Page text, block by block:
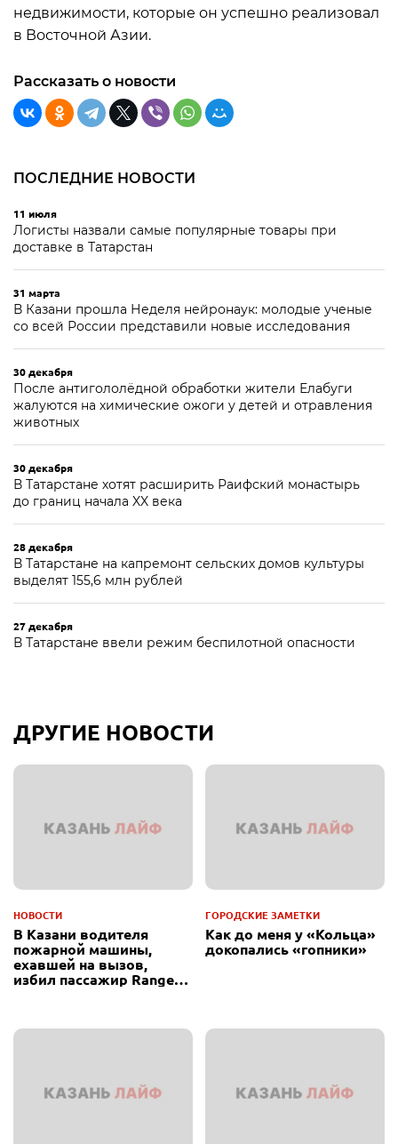
недвижимости, которые он успешно реализовал
в Восточной Азии.
Рассказать о новости
ПОСЛЕДНИЕ НОВОСТИ
11 июля
Логисты назвали самые популярные товары при
доставке в Татарстан
31 марта
В Казани прошла Неделя нейронаук: молодые ученые
со всей России представили новые исследования
30 декабря
После антигололёдной обработки жители Елабуги
жалуются на химические ожоги у детей и отравления
животных
30 декабря
В Татарстане хотят расширить Раифский монастырь
до границ начала XX века
28 декабря
В Татарстане на капремонт сельских домов культуры
выделят 155,6 млн рублей
27 декабря
В Татарстане ввели режим беспилотной опасности
ДРУГИЕ НОВОСТИ
НОВОСТИ
В Казани водителя
пожарной машины,
ехавшей на вызов,
избил пассажир Range
ГОРОДСКИЕ ЗАМЕТКИ
Как до меня у «Кольца»
докопались «гопники»